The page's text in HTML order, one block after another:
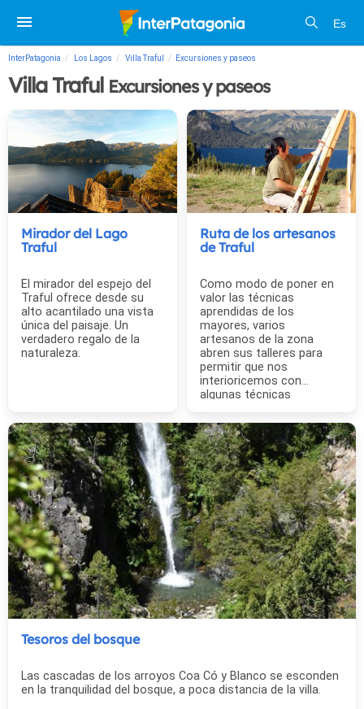
Es
InterPatagonia Los Lagos Villa Traful Excursiones y paseos
Villa Traful Excursiones y paseos
Mirador del Lago
Traful
El mirador del espejo del
Traful ofrece desde su
alto acantilado una vista
única del paisaje. Un
verdadero regalo de la
naturaleza.
Ruta de los artesanos
de Traful
Como modo de poner en
valor las técnicas
aprendidas de los
mayores, varios
artesanos de la zona
abren sus talleres para
permitir que nos
interioricemos con
algunas técnicas
actuales.
Tesoros del bosque
Las cascadas de los arroyos Coa Có y Blanco se esconden
en la tranquilidad del bosque, a poca distancia de la villa.